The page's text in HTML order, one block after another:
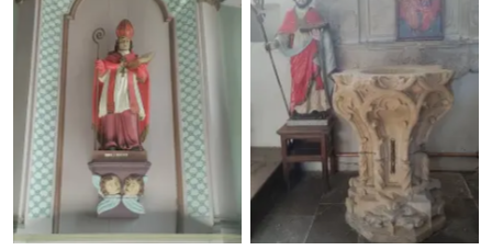
Guirsch, sur les pas de
saint Willibrord
Guirsch, sur les pas de
saint Willibrord